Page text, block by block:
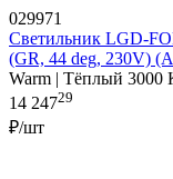
029971
Светильник LGD-
(GR, 44 deg, 230V)
Warm | Тёплый 3000
14 24729
₽/шт